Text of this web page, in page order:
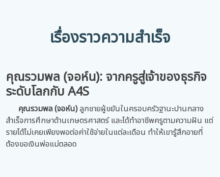
เรื่องราวความสำเร็จ
คุณรวมพล (จอห์น): จากครูสู่เจ้าของธุรกิจ
ระดับโลกกับ A4S
คุณรวมพล (จอห์น)ลูกชายผู้ขยันในครอบครัวฐานะปานกลาง
สำเร็จการศึกษาด้านเกษตรศาสตร์ และได้ทำอาชีพครูตามความฝัน แต่
รายได้ไม่เคยเพียงพอต่อค่าใช้จ่ายในแต่ละเดือน ทำให้เขารู้สึกอายที่
ต้องขอเงินพ่อแม่ตลอด